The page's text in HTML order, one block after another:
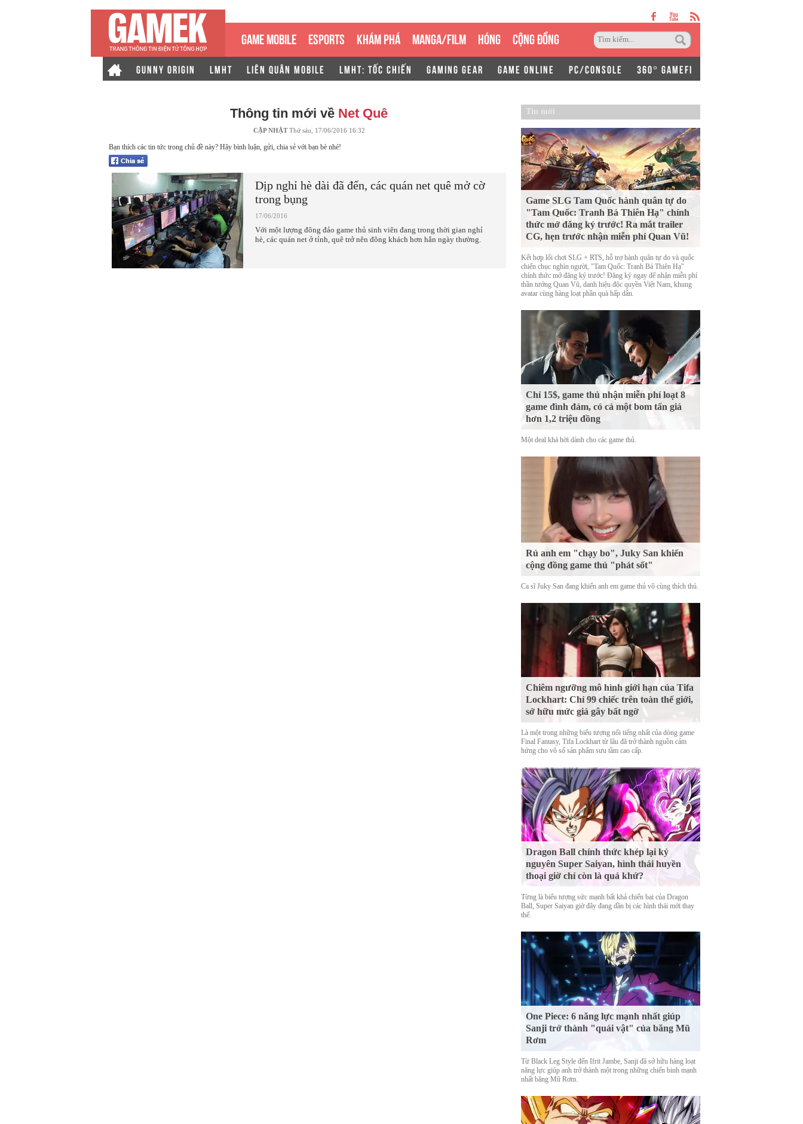
GAME MOBILE ESPORTS KHÁM PHÁ MANGA/FILM HÓNG CỘNG ĐỒNG
GUNNY ORIGIN LMHT LIÊN QUÂN MOBILE LMHT: TỐC CHIẾN GAMING GEAR GAME ONLINE PC/CONSOLE 360° GAMEFI
Thông tin mới về Net Quê
CẬP NHẬTThứ sáu, 17/06/2016 16:32
Bạn thích các tin tức trong chủ đề này? Hãy bình luận, gửi, chia sẻ với bạn bè nhé!
Dịp nghỉ hè dài đã đến, các quán net quê mở cờ
trong bụng
17/06/2016
Với một lượng đông đảo game thủ sinh viên đang trong thời gian nghỉ
hè, các quán net ở tỉnh, quê trở nên đông khách hơn hẳn ngày thường.
Tin mới
Game SLG Tam Quốc hành quân tự do
"Tam Quốc: Tranh Bá Thiên Hạ" chính
thức mở đăng ký trước! Ra mắt trailer
CG, hẹn trước nhận miễn phí Quan Vũ!
Kết hợp lối chơi SLG + RTS, hỗ trợ hành quân tự do và quốc
chiến chục nghìn người, "Tam Quốc: Tranh Bá Thiên Hạ"
chính thức mở đăng ký trước! Đăng ký ngay để nhận miễn phí
thần tướng Quan Vũ, danh hiệu độc quyền Việt Nam, khung
avatar cùng hàng loạt phần quà hấp dẫn.
Chỉ 15$, game thủ nhận miễn phí loạt 8
game đình đám, có cả một bom tấn giá
hơn 1,2 triệu đồng
Một deal khá hời dành cho các game thủ.
Rủ anh em "chạy bo", Juky San khiến
cộng đồng game thủ "phát sốt"
Ca sĩ Juky San đang khiến anh em game thủ vô cùng thích thú.
Chiêm ngưỡng mô hình giới hạn của Tifa
Lockhart: Chỉ 99 chiếc trên toàn thế giới,
sở hữu mức giá gây bất ngờ
Là một trong những biểu tượng nổi tiếng nhất của dòng game
Final Fantasy, Tifa Lockhart từ lâu đã trở thành nguồn cảm
hứng cho vô số sản phẩm sưu tầm cao cấp.
Dragon Ball chính thức khép lại kỷ
nguyên Super Saiyan, hình thái huyền
thoại giờ chỉ còn là quá khứ?
Từng là biểu tượng sức mạnh bất khả chiến bại của Dragon
Ball, Super Saiyan giờ đây đang dần bị các hình thái mới thay
thế.
One Piece: 6 năng lực mạnh nhất giúp
Sanji trở thành "quái vật" của băng Mũ
Rơm
Từ Black Leg Style đến Ifrit Jambe, Sanji đã sở hữu hàng loạt
năng lực giúp anh trở thành một trong những chiến binh mạnh
nhất băng Mũ Rơm.